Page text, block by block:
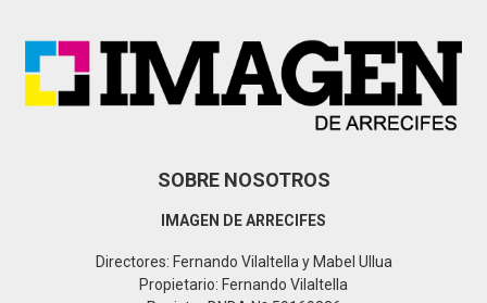
SOBRE NOSOTROS
IMAGEN DE ARRECIFES
Directores: Fernando Vilaltella y Mabel Ullua
Propietario: Fernando Vilaltella